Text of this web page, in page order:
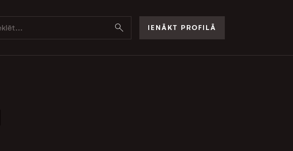
IENĀKT PROFILĀ